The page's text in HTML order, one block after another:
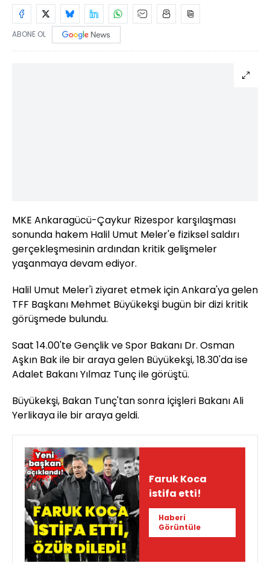
ABONE OL
MKE Ankaragücü-Çaykur Rizespor karşılaşması
sonunda hakem Halil Umut Meler'e fiziksel saldırı
gerçekleşmesinin ardından kritik gelişmeler
yaşanmaya devam ediyor.
Halil Umut Meler'i ziyaret etmek için Ankara'ya gelen
TFF Başkanı Mehmet Büyükekşi bugün bir dizi kritik
görüşmede bulundu.
Saat 14.00'te Gençlik ve Spor Bakanı Dr. Osman
Aşkın Bak ile bir araya gelen Büyükekşi, 18.30'da ise
Adalet Bakanı Yılmaz Tunç ile görüştü.
Büyükekşi, Bakan Tunç'tan sonra İçişleri Bakanı Ali
Yerlikaya ile bir araya geldi.
Faruk Koca
istifa etti!
Haberi
Görüntüle